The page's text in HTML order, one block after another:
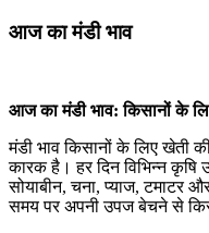
आज का मंडी भाव
आज का मंडी भाव:किसानों के
मंडी भाव किसानों के लिए खेती
कारक है। हर दिन विभिन्न कृषि
सोयाबीन, चना, प्याज,
समय पर अपनी उपज बेचने से